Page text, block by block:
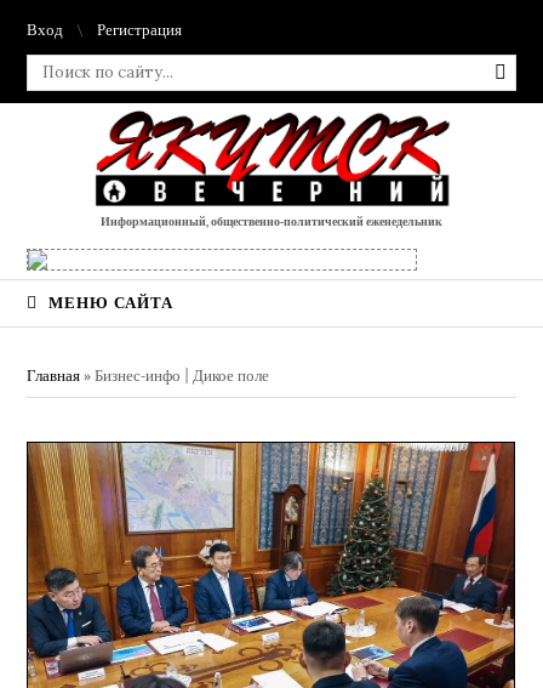
Вход Регистрация
Информационный, общественно-политический еженедельник
МЕНЮ САЙТА
Главная »Бизнес-инфо | Дикое поле